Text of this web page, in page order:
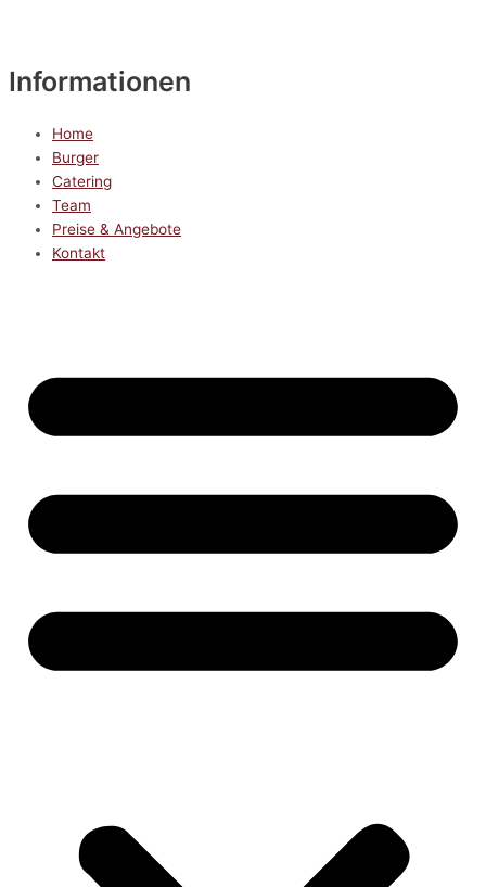
Informationen
Home
Burger
Catering
Team
Preise & Angebote
Kontakt